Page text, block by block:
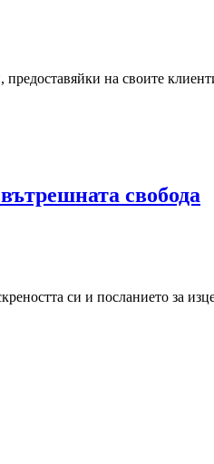
предоставяйки на своите
свобода
си и посланието за